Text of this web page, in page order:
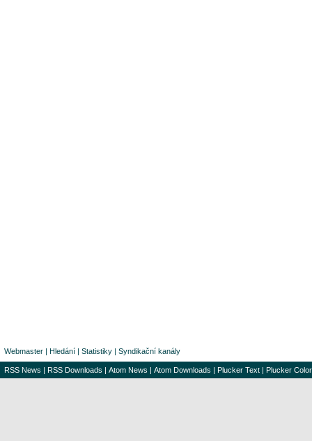
Webmaster | Hledání | Statistiky | Syndikační kanály
RSS News | RSS Downloads | Atom News | Atom Downloads | Plucker Text | Plucker Color